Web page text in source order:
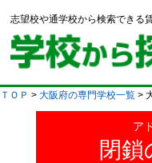
志望校や通学校から検索できる
ＴＯＰ > 大阪府の専門学校一覧 >
ア
閉鎖